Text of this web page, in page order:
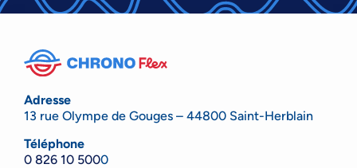
Adresse
13 rue Olympe de Gouges – 44800 Saint-Herblain
Téléphone
0 826 10 5000